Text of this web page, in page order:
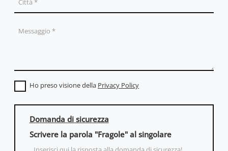
Ho preso visione della Privacy Policy
Domanda di sicurezza
Scrivere la parola "Fragole" al singolare